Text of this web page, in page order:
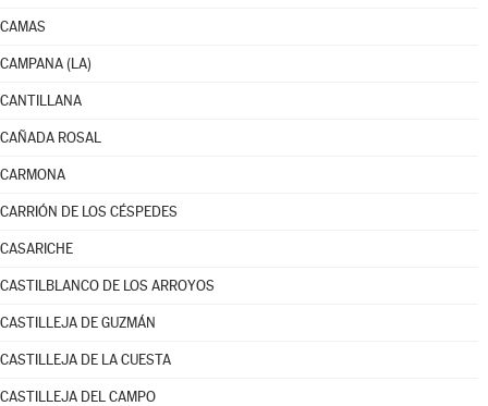
CAMAS
CAMPANA (LA)
CANTILLANA
CAÑADA ROSAL
CARMONA
CARRIÓN DE LOS CÉSPEDES
CASARICHE
CASTILBLANCO DE LOS ARROYOS
CASTILLEJA DE GUZMÁN
CASTILLEJA DE LA CUESTA
CASTILLEJA DEL CAMPO